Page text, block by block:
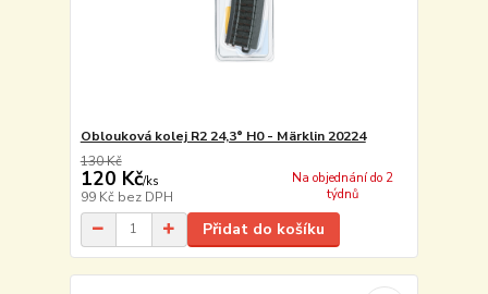
Oblouková kolej R2 24,3° H0 - Märklin 20224
130 Kč
120 Kč/ks
99 Kč bez DPH
Na objednání do 2
týdnů
Přidat do košíku